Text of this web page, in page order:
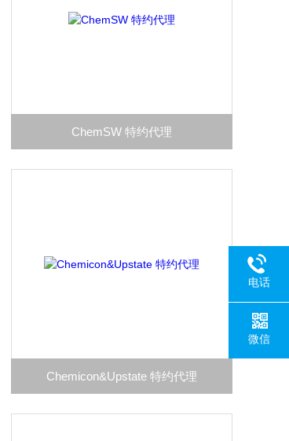
ChemSW 特约代理
Chemicon&Upstate 特约代理
电话
微信